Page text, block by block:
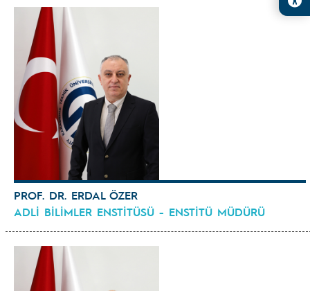
PROF. DR. ERDAL ÖZER
ADLİ BİLİMLER ENSTİTÜSÜ - ENSTİTÜ MÜDÜRÜ